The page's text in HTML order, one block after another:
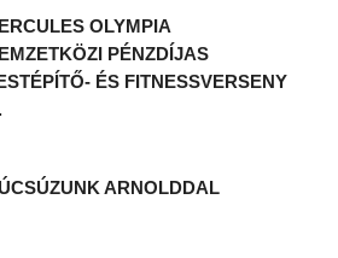
OLYMPIA
PÉNZDÍJAS
ÉS FITNESSVERSENY
ARNOLDDAL